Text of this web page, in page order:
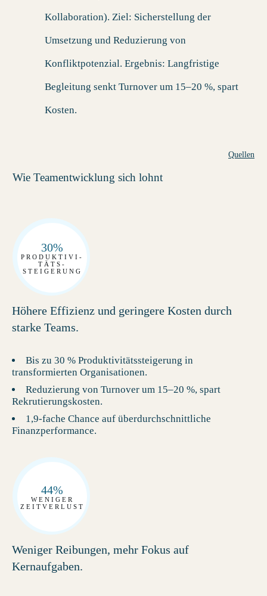
Kollaboration). Ziel: Sicherstellung der
Umsetzung und Reduzierung von
Konfliktpotenzial. Ergebnis: Langfristige
Begleitung senkt Turnover um 15–20 %, spart
Kosten.
Quellen
Wie Teamentwicklung sich lohnt
30%
PRODUKTIVI-
TÄTS-
STEIGERUNG
Höhere Effizienz und geringere Kosten durch
starke Teams.
Bis zu 30 % Produktivitätssteigerung in
transformierten Organisationen.
Reduzierung von Turnover um 15–20 %, spart
Rekrutierungskosten.
1,9-fache Chance auf überdurchschnittliche
Finanzperformance.
44%
WENIGER
ZEITVERLUST
Weniger Reibungen, mehr Fokus auf
Kernaufgaben.